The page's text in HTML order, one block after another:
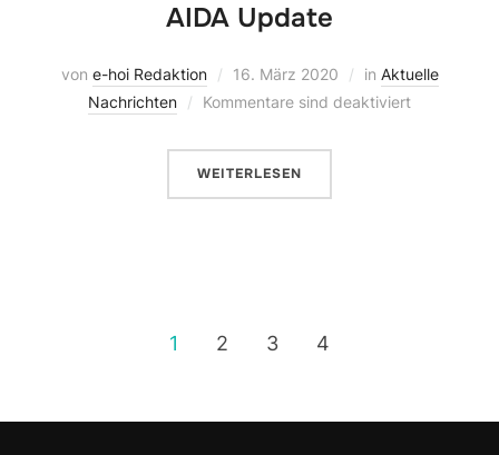
AIDA Update
von e-hoi Redaktion 16. März 2020 in Aktuelle
Nachrichten
Kommentare sind deaktiviert
WEITERLESEN
1 2 3 4